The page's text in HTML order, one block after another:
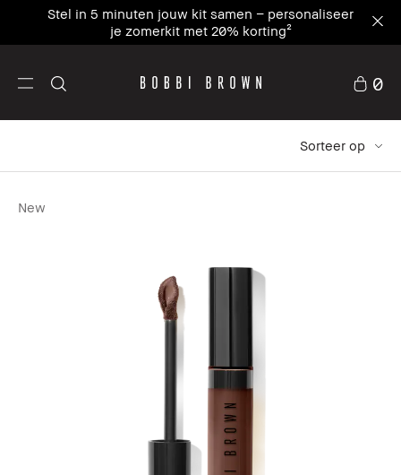
Stel in 5 minuten jouw kit samen – personaliseer
je zomerkit met 20% korting²
0
Sorteer op
New